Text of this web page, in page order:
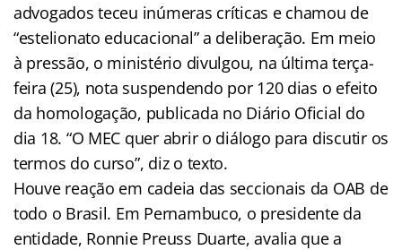
advogados teceu inúmeras críticas e chamou de
“estelionato educacional” a deliberação. Em meio
à pressão, o ministério divulgou, na última terça-
feira (25), nota suspendendo por 120 dias o efeito
da homologação, publicada no Diário Oficial do
dia 18. “O MEC quer abrir o diálogo para discutir os
termos do curso”, diz o texto.
Houve reação em cadeia das seccionais da OAB de
todo o Brasil. Em Pernambuco, o presidente da
entidade, Ronnie Preuss Duarte, avalia que a